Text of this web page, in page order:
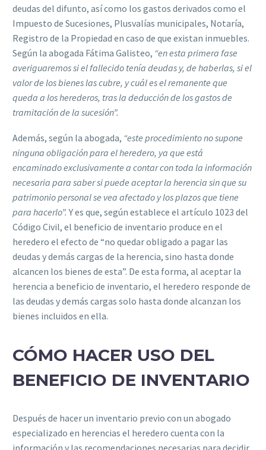
deudas del difunto, así como los gastos derivados como el
Impuesto de Sucesiones, Plusvalías municipales, Notaría,
Registro de la Propiedad en caso de que existan inmuebles.
Según la abogada Fátima Galisteo, “en esta primera fase
averiguaremos si el fallecido tenía deudas y, de haberlas, si el
valor de los bienes las cubre, y cuál es el remanente que
queda a los herederos, tras la deducción de los gastos de
tramitación de la sucesión”.
Además, según la abogada, “este procedimiento no supone
ninguna obligación para el heredero, ya que está
encaminado exclusivamente a contar con toda la información
necesaria para saber si puede aceptar la herencia sin que su
patrimonio personal se vea afectado y los plazos que tiene
para hacerlo”. Y es que, según establece el artículo 1023 del
Código Civil, el beneficio de inventario produce en el
heredero el efecto de “no quedar obligado a pagar las
deudas y demás cargas de la herencia, sino hasta donde
alcancen los bienes de esta”. De esta forma, al aceptar la
herencia a beneficio de inventario, el heredero responde de
las deudas y demás cargas solo hasta donde alcanzan los
bienes incluidos en ella.
CÓMO HACER USO DEL
BENEFICIO DE INVENTARIO
Después de hacer un inventario previo con un abogado
especializado en herencias el heredero cuenta con la